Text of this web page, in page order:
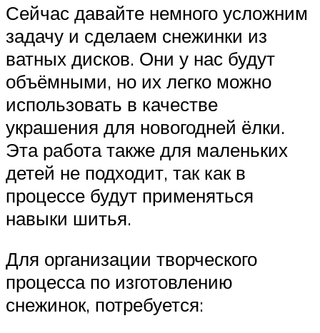
Сейчас давайте немного усложним
задачу и сделаем снежинки из
ватных дисков. Они у нас будут
объёмными, но их легко можно
использовать в качестве
украшения для новогодней ёлки.
Эта работа также для маленьких
детей не подходит, так как в
процессе будут применяться
навыки шитья.
Для организации творческого
процесса по изготовлению
снежинок, потребуется: